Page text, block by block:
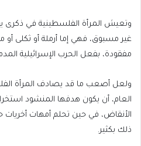
وتعيش المرأة الفلسطينية في ذكرى
غير مسبوق، فهي إما أرملة أو ثكلى أو
مفقودة، بفعل الحرب الإسرائيلية
ولعل أصعب ما قد يصادف المرأة
العام، أن يكون هدفها المنشود
الأنقاض، في حين تحلم أمهات
ذلك بكثير.